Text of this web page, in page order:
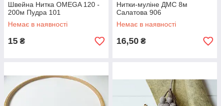
Швейна Нитка OMEGA 120 -
200м Пудра 101
Немає в наявності
15 ₴
Нитки-муліне ДМС 8м
Салатова 906
Немає в наявності
16,50 ₴